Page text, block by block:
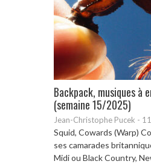
Backpack, musiques à
(semaine 15/2025)
Jean-Christophe Pucek -
Squid, Cowards (Warp)
ses camarades
Midi ou Black Country,